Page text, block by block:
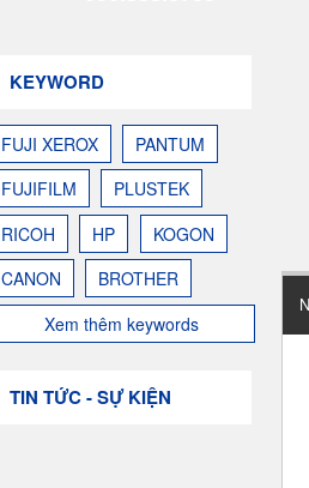
KEYWORD
FUJI XEROX
PANTUM
FUJIFILM
PLUSTEK
RICOH
HP
KOGON
CANON
BROTHER
Xem thêm keywords
TIN TỨC - SỰ KIỆN